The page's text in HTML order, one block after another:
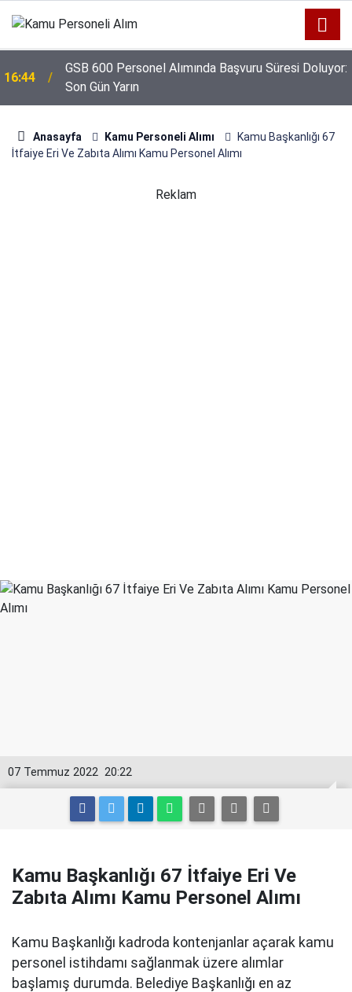
16:44
GSB 600 Personel Alımında Başvuru Süresi Doluyor:
Son Gün Yarın
Anasayfa Kamu Personeli Alımı
Kamu Başkanlığı 67
İtfaiye Eri Ve Zabıta Alımı Kamu Personel Alımı
Reklam
20:22
07 Temmuz 2022
Kamu Başkanlığı 67 İtfaiye Eri Ve
Zabıta Alımı Kamu Personel Alımı
Kamu Başkanlığı kadroda kontenjanlar açarak kamu
personel istihdamı sağlanmak üzere alımlar
başlamış durumda. Belediye Başkanlığı en az